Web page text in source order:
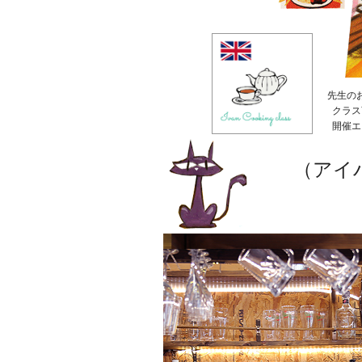
先生の
クラ
開催
（ア